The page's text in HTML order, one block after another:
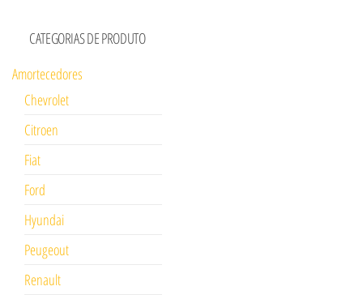
CATEGORIAS DE PRODUTO
Amortecedores
Chevrolet
Citroen
Fiat
Ford
Hyundai
Peugeout
Renault